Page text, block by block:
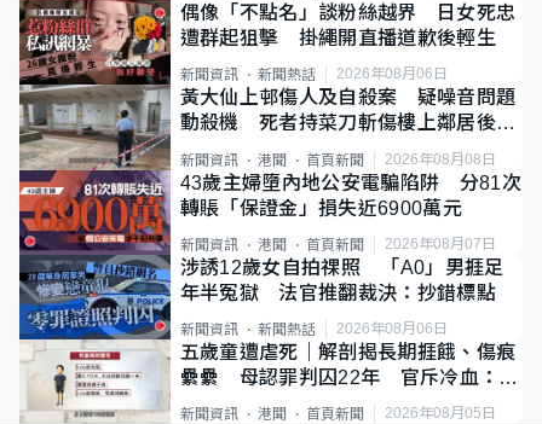
偶像「不點名」談粉絲越界 日女死忠
遭群起狙擊 掛繩開直播道歉後輕生
新聞資訊 新聞熱話 2026年08月06日
黃大仙上邨傷人及自殺案 疑噪音問題
動殺機 死者持菜刀斬傷樓上鄰居後墮
新聞資訊 港聞 首頁新聞 2026年08月08日
43歲主婦墮內地公安電騙陷阱 分81次
轉賬「保證金」損失近6900萬元
新聞資訊 港聞 首頁新聞 2026年08月07日
涉誘12歲女自拍祼照 「A0」男捱足
年半冤獄 法官推翻裁決：抄錯標點
新聞資訊 新聞熱話 2026年08月06日
五歲童遭虐死｜解剖揭長期捱餓、傷痕
纍纍 母認罪判囚22年 官斥冷血：同
類案最惡劣
新聞資訊 港聞 首頁新聞 2026年08月05日